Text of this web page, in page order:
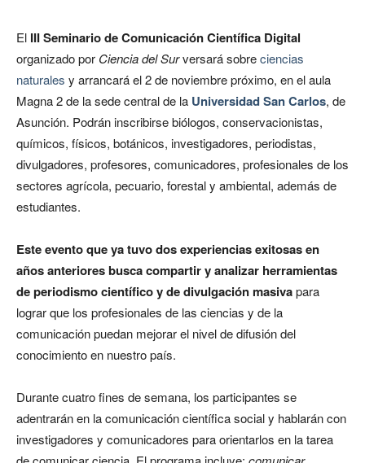
El III Seminario de Comunicación Científica Digital
organizado por Ciencia del Surversará sobreciencias
naturales y arrancará el 2 de noviembre próximo, en el aula
Magna 2 de la sede central de la Universidad San Carlos, de
Asunción. Podrán inscribirse biólogos, conservacionistas,
químicos, físicos, botánicos, investigadores, periodistas,
divulgadores, profesores, comunicadores, profesionales de los
sectores agrícola, pecuario, forestal y ambiental, además de
estudiantes.
Este evento que ya tuvo dos experiencias exitosas en
años anteriores busca compartir y analizar herramientas
de periodismo científico y de divulgación masivapara
lograr que los profesionales de las ciencias y de la
comunicación puedan mejorar el nivel de difusión del
conocimiento en nuestro país.
Durante cuatro fines de semana, los participantes se
adentrarán en la comunicación científica social y hablarán con
investigadores y comunicadores para orientarlos en la tarea